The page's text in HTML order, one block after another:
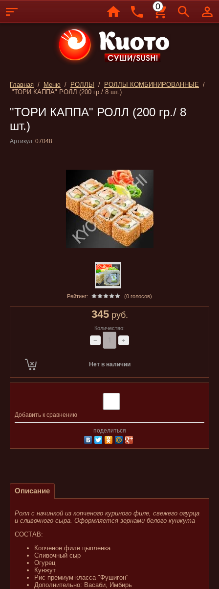
Главная / Меню / РОЛЛЫ / РОЛЛЫ КОМБИНИРОВАННЫЕ /
"ТОРИ КАППА" РОЛЛ (200 гр./ 8 шт.)
"ТОРИ КАППА" РОЛЛ (200 гр./ 8
шт.)
Артикул: 07048
Рейтинг: (0 голосов)
345руб.
Количество:
− +
Нет в наличии
Добавить к сравнению
поделиться
Описание
Ролл с начинкой из копченого куриного филе, свежего огурца
и сливочного сыра. Оформляется зернами белого кунжута
СОСТАВ:
Копченое филе цыпленка
Сливочный сыр
Огурец
Кунжут
Рис премиум-класса "Фушигон"
Дополнительно: Васаби, Имбирь
0